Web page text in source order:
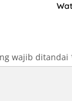
wajib ditandai